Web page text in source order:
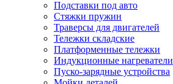
Подставки под авто
Стяжки пружин
Траверсы для двигателей
Тележки складские
Платформенные тележки
Индукционные нагреватели
Пуско-зарядные устройства